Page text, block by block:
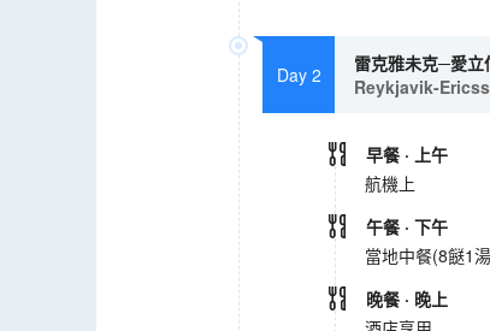
Day 2
雷克雅未克─愛
Reykjavik-
早餐 · 上午
航機上
午餐 · 下午
當地中餐(8餸1
晚餐 · 晚上